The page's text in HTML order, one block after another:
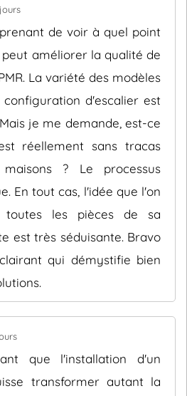
de voir à quel point
améliorer la qualité de
La variété des modèles
d'escalier est
je me demande, est-ce
réellement sans tracas
? Le processus
En tout cas, l'idée que l'on
toutes les pièces de sa
est très séduisante. Bravo
qui démystifie bien
que l'installation d'un
transformer autant la